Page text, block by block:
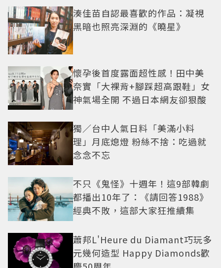
湊佳苗自認最喜歡的作品：凝視
黑暗也照亮深淵的《曉星》
懷孕後首度露面超性感！田中美
奈實「大裸背+腳踩超高跟鞋」女
神氣場全開 不過日本網友卻狠酸
獨／台中人氣日料「美滿小料
理」月底熄燈 粉絲不捨：吃過就
念念不忘
不只《鬼怪》十週年！這9部韓劇
都播出10年了：《請回答1988》
經典不敗，這部大家狂推續集
蕭邦L'Heure du Diamant巧玩多
元幾何造型 Happy Diamonds歡